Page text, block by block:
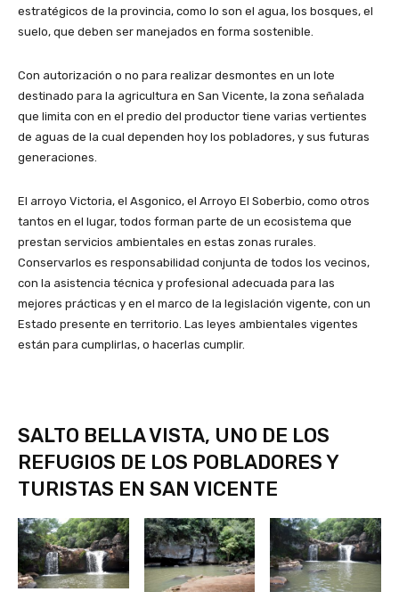
estratégicos de la provincia, como lo son el agua, los bosques, el
suelo, que deben ser manejados en forma sostenible.
Con autorización o no para realizar desmontes en un lote
destinado para la agricultura en San Vicente, la zona señalada
que limita con en el predio del productor tiene varias vertientes
de aguas de la cual dependen hoy los pobladores, y sus futuras
generaciones.
El arroyo Victoria, el Asgonico, el Arroyo El Soberbio, como otros
tantos en el lugar, todos forman parte de un ecosistema que
prestan servicios ambientales en estas zonas rurales.
Conservarlos es responsabilidad conjunta de todos los vecinos,
con la asistencia técnica y profesional adecuada para las
mejores prácticas y en el marco de la legislación vigente, con un
Estado presente en territorio. Las leyes ambientales vigentes
están para cumplirlas, o hacerlas cumplir.
SALTO BELLA VISTA, UNO DE LOS
REFUGIOS DE LOS POBLADORES Y
TURISTAS EN SAN VICENTE